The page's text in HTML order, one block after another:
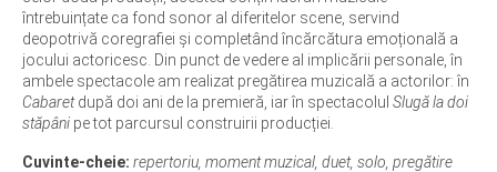
întrebuințate ca fond sonor al diferitelor scene, servind
deopotrivă coregrafiei și completând încărcătura emoțională a
jocului actoricesc. Din punct de vedere al implicării personale, în
ambele spectacole am realizat pregătirea muzicală a actorilor: în
Cabaretdupă doi ani de la premieră, iar în spectacolul Slugă la doi
stăpâni pe tot parcursul construirii producției.
Cuvinte-cheie: repertoriu, moment muzical, duet, solo, pregătire